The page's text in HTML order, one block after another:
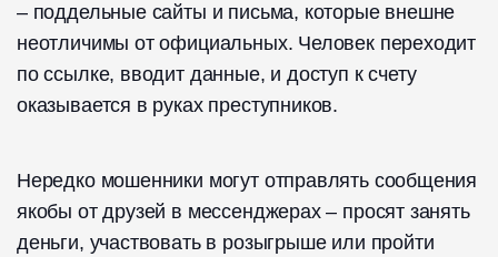
– поддельные сайты и письма, которые внешне
неотличимы от официальных. Человек переходит
по ссылке, вводит данные, и доступ к счету
оказывается в руках преступников.
Нередко мошенники могут отправлять сообщения
якобы от друзей в мессенджерах – просят занять
деньги, участвовать в розыгрыше или пройти